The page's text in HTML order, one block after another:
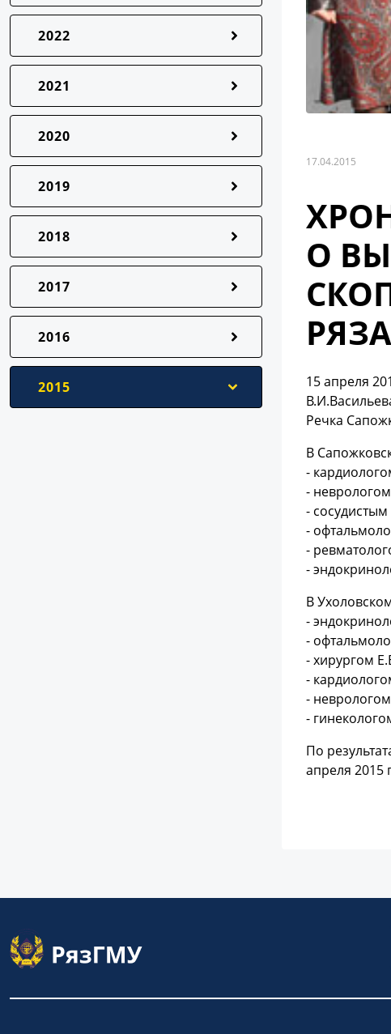
2022
2021
2020
2019
2018
2017
2016
2015
17.04.2015
О
15 апреля
Речка
В
-
-
-
-
-
-
В
-
-
- хирургом
-
-
-
По
апреля 2015